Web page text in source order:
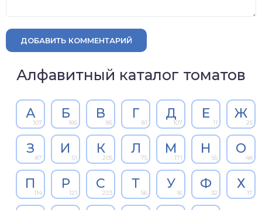
ДОБАВИТЬ КОММЕНТАРИЙ
Алфавитный каталог томатов
А
107
Б
185
В
85
Г
81
Д
107
Е
11
Ж
25
З
87
И
51
К
205
Л
75
М
171
Н
55
О
48
П
114
Р
121
С
223
Т
56
У
16
Ф
32
Х
17